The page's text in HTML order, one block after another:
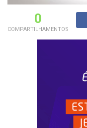
0
COMPARTILHAMENTOS